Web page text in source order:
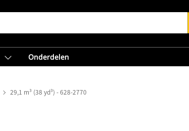
Onderdelen
29,1 m³ (38 yd³) - 628-2770